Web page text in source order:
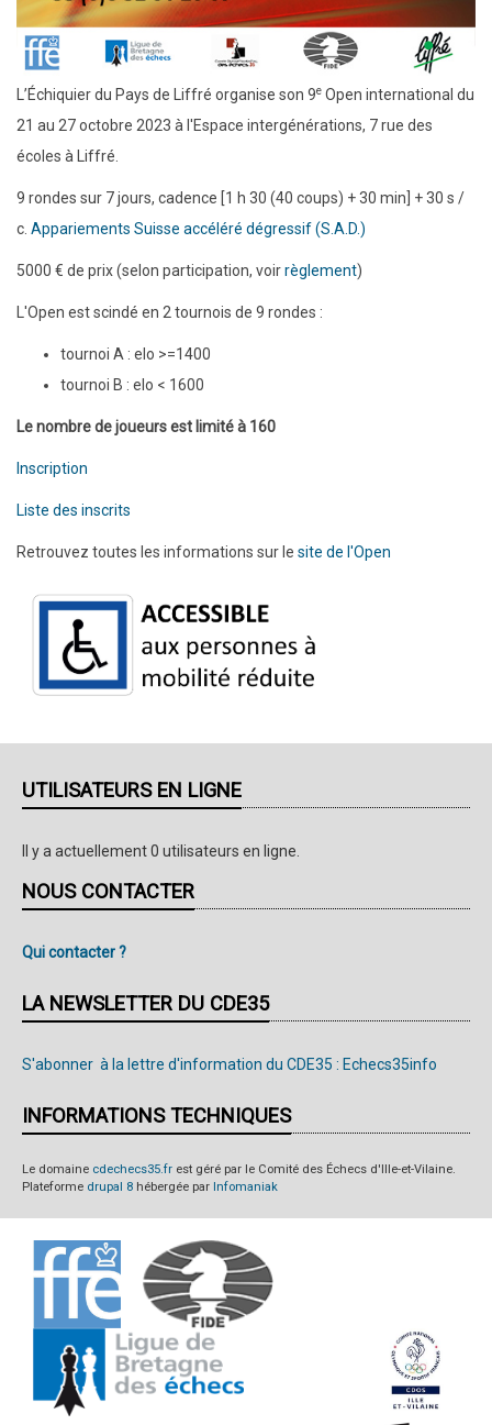
L’Échiquier du Pays de Liffré organise son 9e Open international du
21 au 27 octobre 2023 à l'Espace intergénérations, 7 rue des
écoles à Liffré.
9 rondes sur 7 jours, cadence [1 h 30 (40 coups) + 30 min] + 30 s /
c. Appariements Suisse accéléré dégressif (S.A.D.)
5000 € de prix (selon participation, voirrèglement)
L'Open est scindé en 2 tournois de 9 rondes :
tournoi A : elo >=1400
tournoi B : elo < 1600
Le nombre de joueurs est limité à 160
Inscription
Liste des inscrits
Retrouvez toutes les informations sur le site de l'Open
UTILISATEURS EN LIGNE
Il y a actuellement 0 utilisateurs en ligne.
NOUS CONTACTER
Qui contacter ?
LA NEWSLETTER DU CDE35
S'abonner à la lettre d'information du CDE35 : Echecs35info
INFORMATIONS TECHNIQUES
Le domaine cdechecs35.fr est géré par le Comité des Échecs d'Ille-et-Vilaine.
Plateforme drupal 8 hébergée par Infomaniak